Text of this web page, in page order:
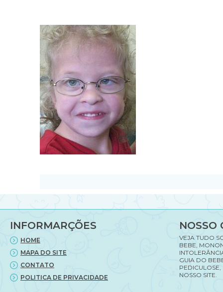
INFORMARÇÕES
HOME
MAPA DO SITE
CONTATO
POLITICA DE PRIVACIDADE
NOSSO
VEJA TUDO
BEBE,
GUIA DO
PEDICULOSE,
NOSSO SITE.